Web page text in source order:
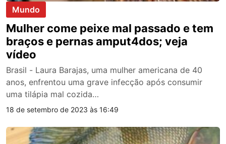
Mundo
Mulher come peixe mal passado e tem
braços e pernas amput4dos; veja
vídeo
Brasil - Laura Barajas, uma mulher americana de 40
anos, enfrentou uma grave infecção após consumir
uma tilápia mal cozida…
18 de setembro de 2023 às 16:49